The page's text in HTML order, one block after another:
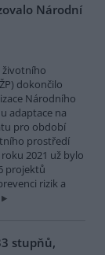
Národní
dokončilo
Národního
adaptace na
pro období
prostředí
2021 už bylo
projektů
rizik a
stupňů,